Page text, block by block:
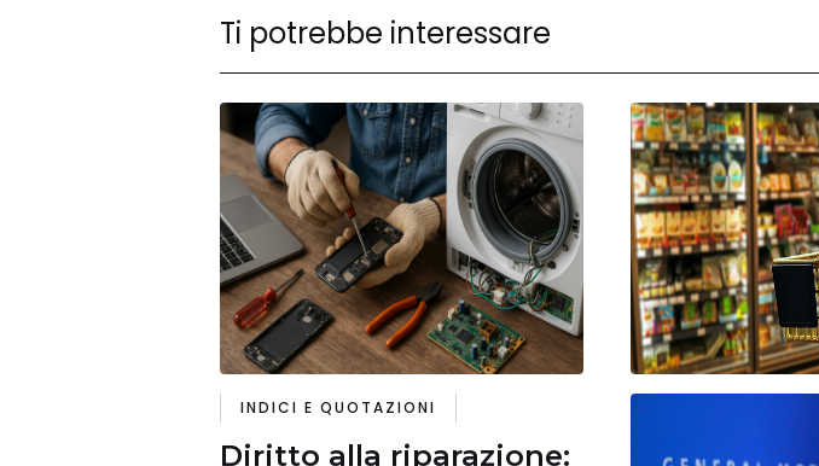
Ti potrebbe interessare
INDICI E QUOTAZIONI
Diritto alla riparazione: